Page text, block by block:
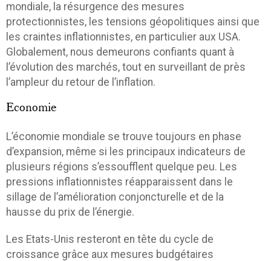
mondiale, la résurgence des mesures
protectionnistes, les tensions géopolitiques ainsi que
les craintes inflationnistes, en particulier aux USA.
Globalement, nous demeurons confiants quant à
l’évolution des marchés, tout en surveillant de près
l’ampleur du retour de l’inflation.
Economie
L’économie mondiale se trouve toujours en phase
d’expansion, même si les principaux indicateurs de
plusieurs régions s’essoufflent quelque peu. Les
pressions inflationnistes réapparaissent dans le
sillage de l’amélioration conjoncturelle et de la
hausse du prix de l’énergie.
Les Etats-Unis resteront en tête du cycle de
croissance grâce aux mesures budgétaires